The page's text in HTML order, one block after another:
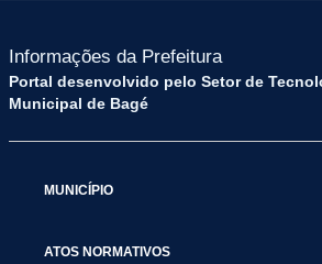
Informações da Prefeitura
Portal desenvolvido pelo Setor de
Municipal de Bagé
MUNICÍPIO
ATOS NORMATIVOS